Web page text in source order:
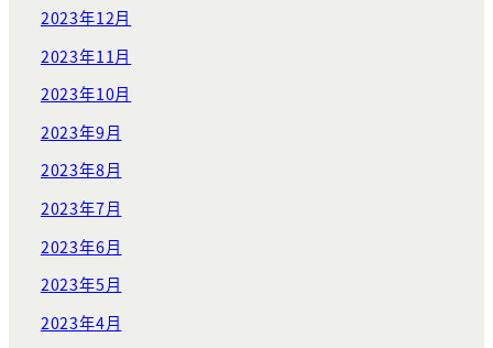
2023年12月
2023年11月
2023年10月
2023年9月
2023年8月
2023年7月
2023年6月
2023年5月
2023年4月